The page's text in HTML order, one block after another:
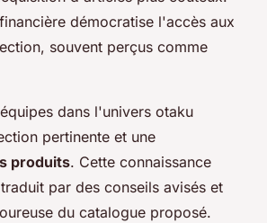
démocratise l'accès aux
souvent perçus comme
dans l'univers otaku
pertinente et une
produits. Cette connaissance
par des conseils avisés et
du catalogue proposé.